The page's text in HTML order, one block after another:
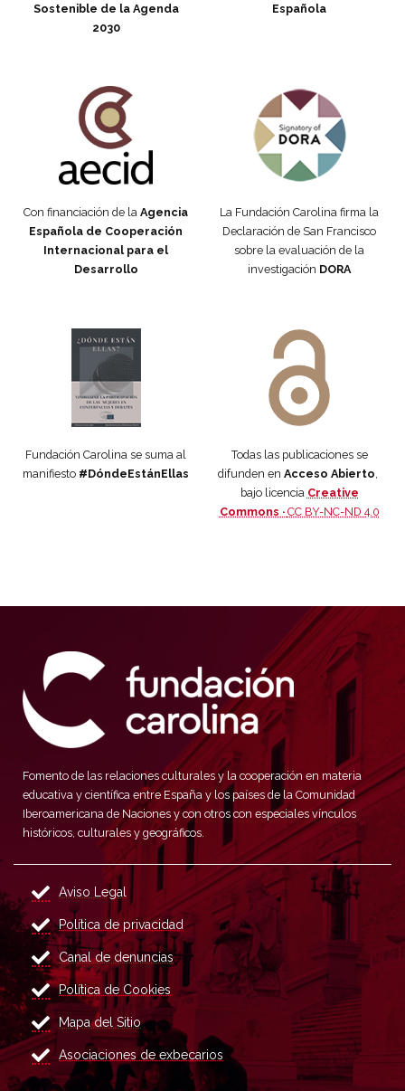
Sostenible de la Agenda
2030
Española
Con financiación de la Agencia
Española de Cooperación
Internacional para el
Desarrollo
La Fundación Carolina firma la
Declaración de San Francisco
sobre la evaluación de la
investigación DORA
Fundación Carolina se suma al
manifiesto #DóndeEstánEllas
Todas las publicaciones se
difunden en Acceso Abierto
bajo licencia Creative
Commons · CC BY-NC-ND 4.0
Fomento de las relaciones culturales y la cooperación en materia
educativa y científica entre España y los países de la Comunidad
Iberoamericana de Naciones y con otros con especiales vínculos
históricos, culturales y geográficos.
Aviso Legal
Política de privacidad
Canal de denuncias
Política de Cookies
Mapa del Sitio
Asociaciones de exbecarios